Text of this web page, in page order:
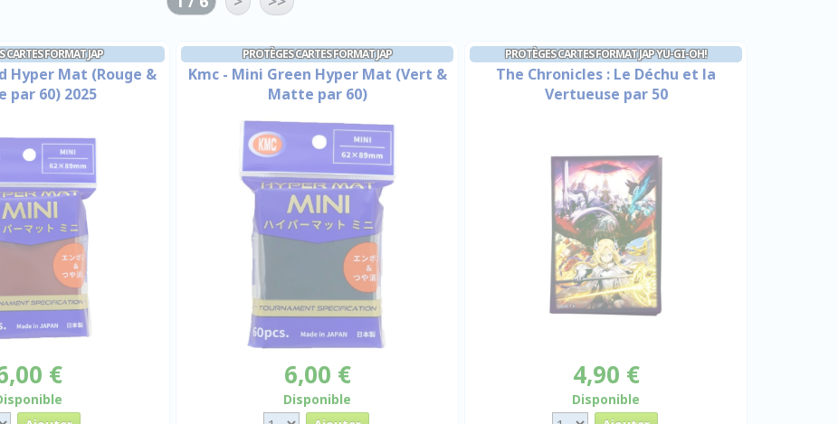
CARTES FORMAT JAP
Hyper Mat (Rouge &
par 60) 2025
€
PROTÈGES CARTES FORMAT JAP
Kmc - Mini Green Hyper Mat (Vert &
Matte par 60)
6,00 €
Disponible
PROTÈGES CARTES FORMAT JAP YU-GI-OH!
The Chronicles : Le Déchu et la
Vertueuse par 50
4,90 €
Disponible